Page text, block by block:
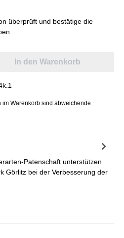
überprüft und bestätige die
In den Warenkorb
Warenkorb sind abweichende
Patenschaft unterstützen
Görlitz bei der Verbesserung der